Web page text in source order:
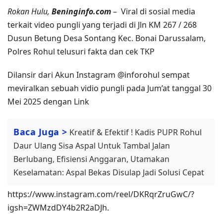
Rokan Hulu, Beninginfo.com– Viral di sosial media
terkait video pungli yang terjadi di Jln KM 267 / 268
Dusun Betung Desa Sontang Kec. Bonai Darussalam,
Polres Rohul telusuri fakta dan cek TKP
Dilansir dari Akun Instagram @inforohul sempat
meviralkan sebuah vidio pungli pada Jum’at tanggal 30
Mei 2025 dengan Link
Baca Juga > Kreatif & Efektif ! Kadis PUPR Rohul
Daur Ulang Sisa Aspal Untuk Tambal Jalan
Berlubang, Efisiensi Anggaran, Utamakan
Keselamatan: Aspal Bekas Disulap Jadi Solusi Cepat
https://www.instagram.com/reel/DKRqrZruGwC/?
igsh=ZWMzdDY4b2R2aDJh.